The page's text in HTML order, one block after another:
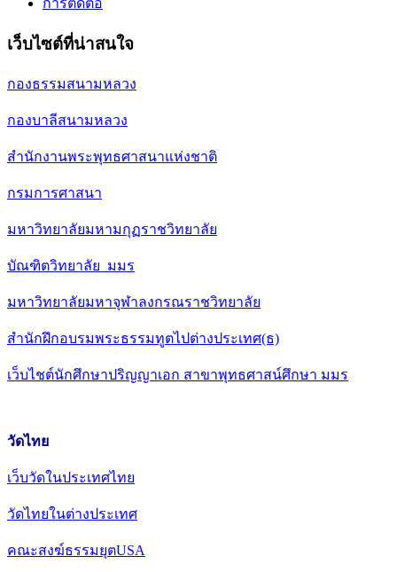
การติดต่อ
เว็บไซต์ที่น่าสนใจ
กองธรรมสนามหลวง
กองบาลีสนามหลวง
สำนักงานพระพุทธศาสนาแห่งชาติ
กรมการศาสนา
มหาวิทยาลัยมหามกุฏราชวิทยาลัย
บัณฑิตวิทยาลัย มมร
มหาวิทยาลัยมหาจุฬาลงกรณราชวิทยาลัย
สำนักฝึกอบรมพระธรรมทูตไปต่างประเทศ(ธ)
เว็บไชต์นักศึกษาปริญญาเอก สาขาพุทธศาสน์ศึกษา มมร
วัดไทย
เว็บวัดในประเทศไทย
วัดไทยในต่างประเทศ
คณะสงฆ์ธรรมยุตUSA